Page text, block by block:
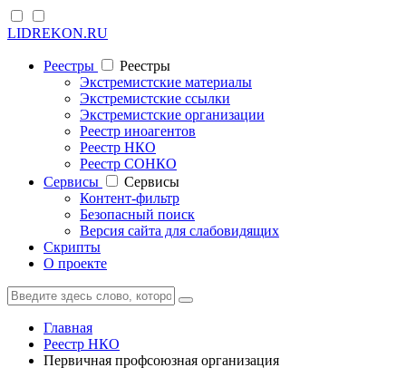
LIDREKON.RU
Реестры
Реестры
Экстремистские материалы
Экстремистские ссылки
Экстремистские организации
Реестр иноагентов
Реестр НКО
Реестр СОНКО
Cервисы
Cервисы
Контент-фильтр
Безопасный поиск
Версия сайта для слабовидящих
Скрипты
О проекте
Главная
Реестр НКО
Первичная профсоюзная организация